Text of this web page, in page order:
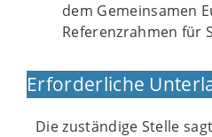
dem Gemeinsamen
Referenzrahmen für
Erforderliche
Die zuständige Stelle